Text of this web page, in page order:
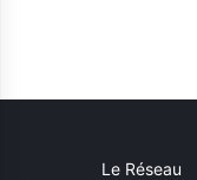
Le Réseau